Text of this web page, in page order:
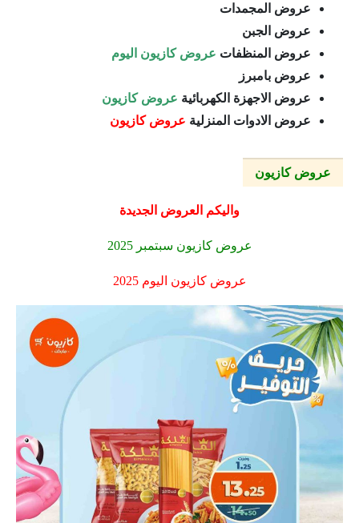
عروض المجمدات
عروض الجبن
عروض المنظفات عروض كازيون اليوم
عروض بامبرز
عروض الاجهزة الكهربائية عروض كازيون
عروض الادوات المنزلية عروض كازيون
عروض كازيون
واليكم العروض الجديدة
عروض كازيون سبتمبر 2025
عروض كازيون اليوم 2025